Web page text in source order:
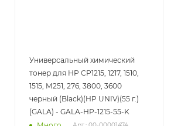
Универсальный химический
тонер для HP CP1215, 1217, 1510,
1515, M251, 276, 3800, 3600
черный (Black)(HP UNIV)(55 г.)
(GALA) - GALA-HP-1215-55-K